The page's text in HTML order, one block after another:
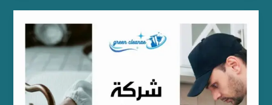
شركة
تسليك
مجاري
بالشارقة